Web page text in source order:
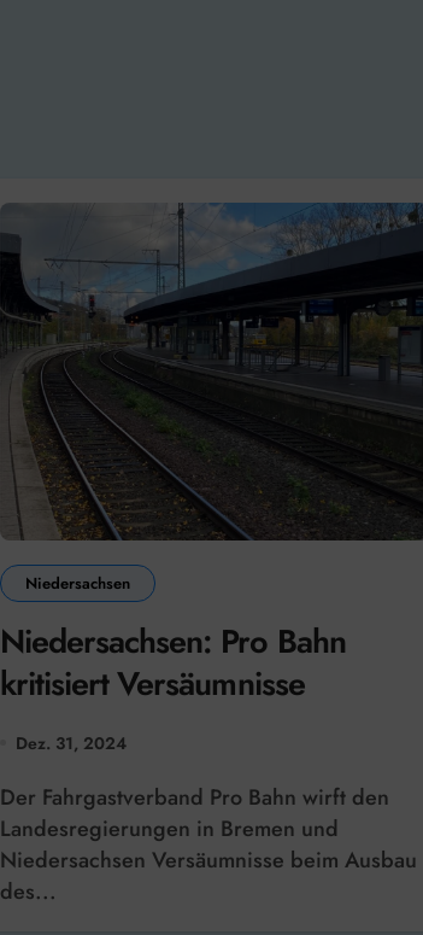
Niedersachsen
Niedersachsen: Pro Bahn
kritisiert Versäumnisse
Dez. 31, 2024
Der Fahrgastverband Pro Bahn wirft den
Landesregierungen in Bremen und
Niedersachsen Versäumnisse beim Ausbau
des...